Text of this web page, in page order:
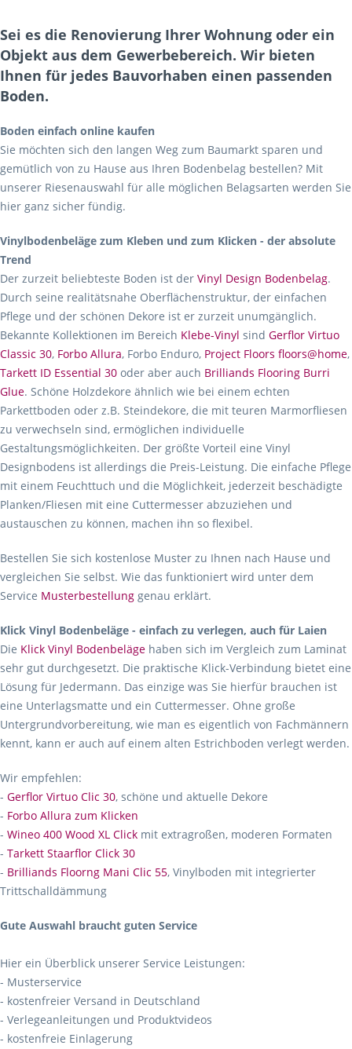
Sei es die Renovierung Ihrer Wohnung oder ein
Objekt aus dem Gewerbebereich. Wir bieten
Ihnen für jedes Bauvorhaben einen passenden
Boden.
Boden einfach online kaufen
Sie möchten sich den langen Weg zum Baumarkt sparen und
gemütlich von zu Hause aus Ihren Bodenbelag bestellen? Mit
unserer Riesenauswahl für alle möglichen Belagsarten werden Sie
hier ganz sicher fündig.
Vinylbodenbeläge zum Kleben und zum Klicken - der absolute
Trend
Der zurzeit beliebteste Boden ist der Vinyl Design Bodenbelag.
Durch seine realitätsnahe Oberflächenstruktur, der einfachen
Pflege und der schönen Dekore ist er zurzeit unumgänglich.
Bekannte Kollektionen im Bereich Klebe-Vinyl sind Gerflor Virtuo
Classic 30, Forbo Allura, Forbo Enduro, Project Floors floors@home,
Tarkett ID Essential 30 oder aber auch Brilliands Flooring Burri
Glue. Schöne Holzdekore ähnlich wie bei einem echten
Parkettboden oder z.B. Steindekore, die mit teuren Marmorfliesen
zu verwechseln sind, ermöglichen individuelle
Gestaltungsmöglichkeiten. Der größte Vorteil eine Vinyl
Designbodens ist allerdings die Preis-Leistung. Die einfache Pflege
mit einem Feuchttuch und die Möglichkeit, jederzeit beschädigte
Planken/Fliesen mit eine Cuttermesser abzuziehen und
austauschen zu können, machen ihn so flexibel.
Bestellen Sie sich kostenlose Muster zu Ihnen nach Hause und
vergleichen Sie selbst. Wie das funktioniert wird unter dem
Service Musterbestellung genau erklärt.
Klick Vinyl Bodenbeläge - einfach zu verlegen, auch für Laien
Die Klick Vinyl Bodenbeläge haben sich im Vergleich zum Laminat
sehr gut durchgesetzt. Die praktische Klick-Verbindung bietet eine
Lösung für Jedermann. Das einzige was Sie hierfür brauchen ist
eine Unterlagsmatte und ein Cuttermesser. Ohne große
Untergrundvorbereitung, wie man es eigentlich von Fachmännern
kennt, kann er auch auf einem alten Estrichboden verlegt werden.
Wir empfehlen:
- Gerflor Virtuo Clic 30, schöne und aktuelle Dekore
- Forbo Allura zum Klicken
- Wineo 400 Wood XL Click mit extragroßen, moderen Formaten
- Tarkett Staarflor Click 30
- Brilliands Floorng Mani Clic 55, Vinylboden mit integrierter
Trittschalldämmung
Gute Auswahl braucht guten Service
Hier ein Überblick unserer Service Leistungen:
- Musterservice
- kostenfreier Versand in Deutschland
- Verlegeanleitungen und Produktvideos
- kostenfreie Einlagerung